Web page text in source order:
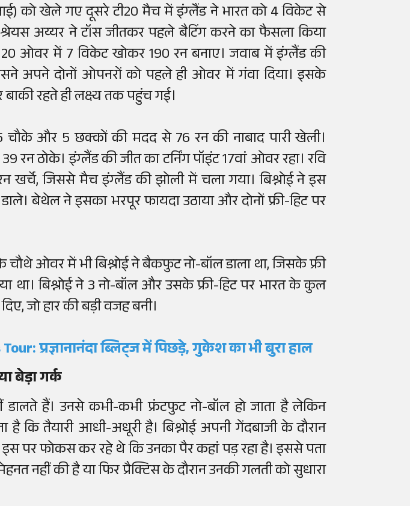
को खेले गए दूसरे टी20 मैच में इंग्लैंड ने भारत को 4 विकेट से
श्रेयस अय्यर ने टॉस जीतकर पहले बैटिंग करने का फैसला किया
20 ओवर में 7 विकेट खोकर 190 रन बनाए। जवाब में इंग्लैंड की
अपने दोनों ओपनरों को पहले ही ओवर में गंवा दिया। इसके
रहते ही लक्ष्य तक पहुंच गई।
और 5 छक्कों की मदद से 76 रन की नाबाद पारी खेली।
रन ठोके। इंग्लैंड की जीत का टर्निंग पॉइंट 17वां ओवर रहा। रवि
खर्चे, जिससे मैच इंग्लैंड की झोली में चला गया। बिश्नोई ने इस
बेथेल ने इसका भरपूर फायदा उठाया और दोनों फ्री-हिट पर
ओवर में भी बिश्नोई ने बैकफुट नो-बॉल डाला था, जिसके फ्री
था। बिश्नोई ने 3 नो-बॉल और उसके फ्री-हिट पर भारत के कुल
जो हार की बड़ी वजह बनी।
प्रज्ञानानंदा ब्लिट्ज में पिछड़े, गुकेश का भी बुरा हाल
बेड़ा गर्क
डालते हैं। उनसे कभी-कभी फ्रंटफुट नो-बॉल हो जाता है लेकिन
है कि तैयारी आधी-अधूरी है। बिश्नोई अपनी गेंदबाजी के दौरान
पर फोकस कर रहे थे कि उनका पैर कहां पड़ रहा है। इससे पता
नहीं की है या फिर प्रैक्टिस के दौरान उनकी गलती को सुधारा